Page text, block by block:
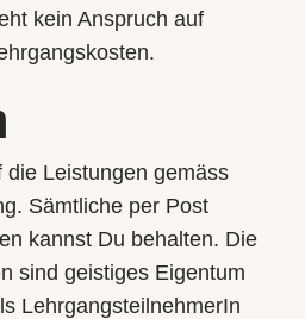
kein Anspruch auf
die Leistungen gemäss
Sämtliche per Post
kannst Du behalten. Die
sind geistiges Eigentum
LehrgangsteilnehmerIn